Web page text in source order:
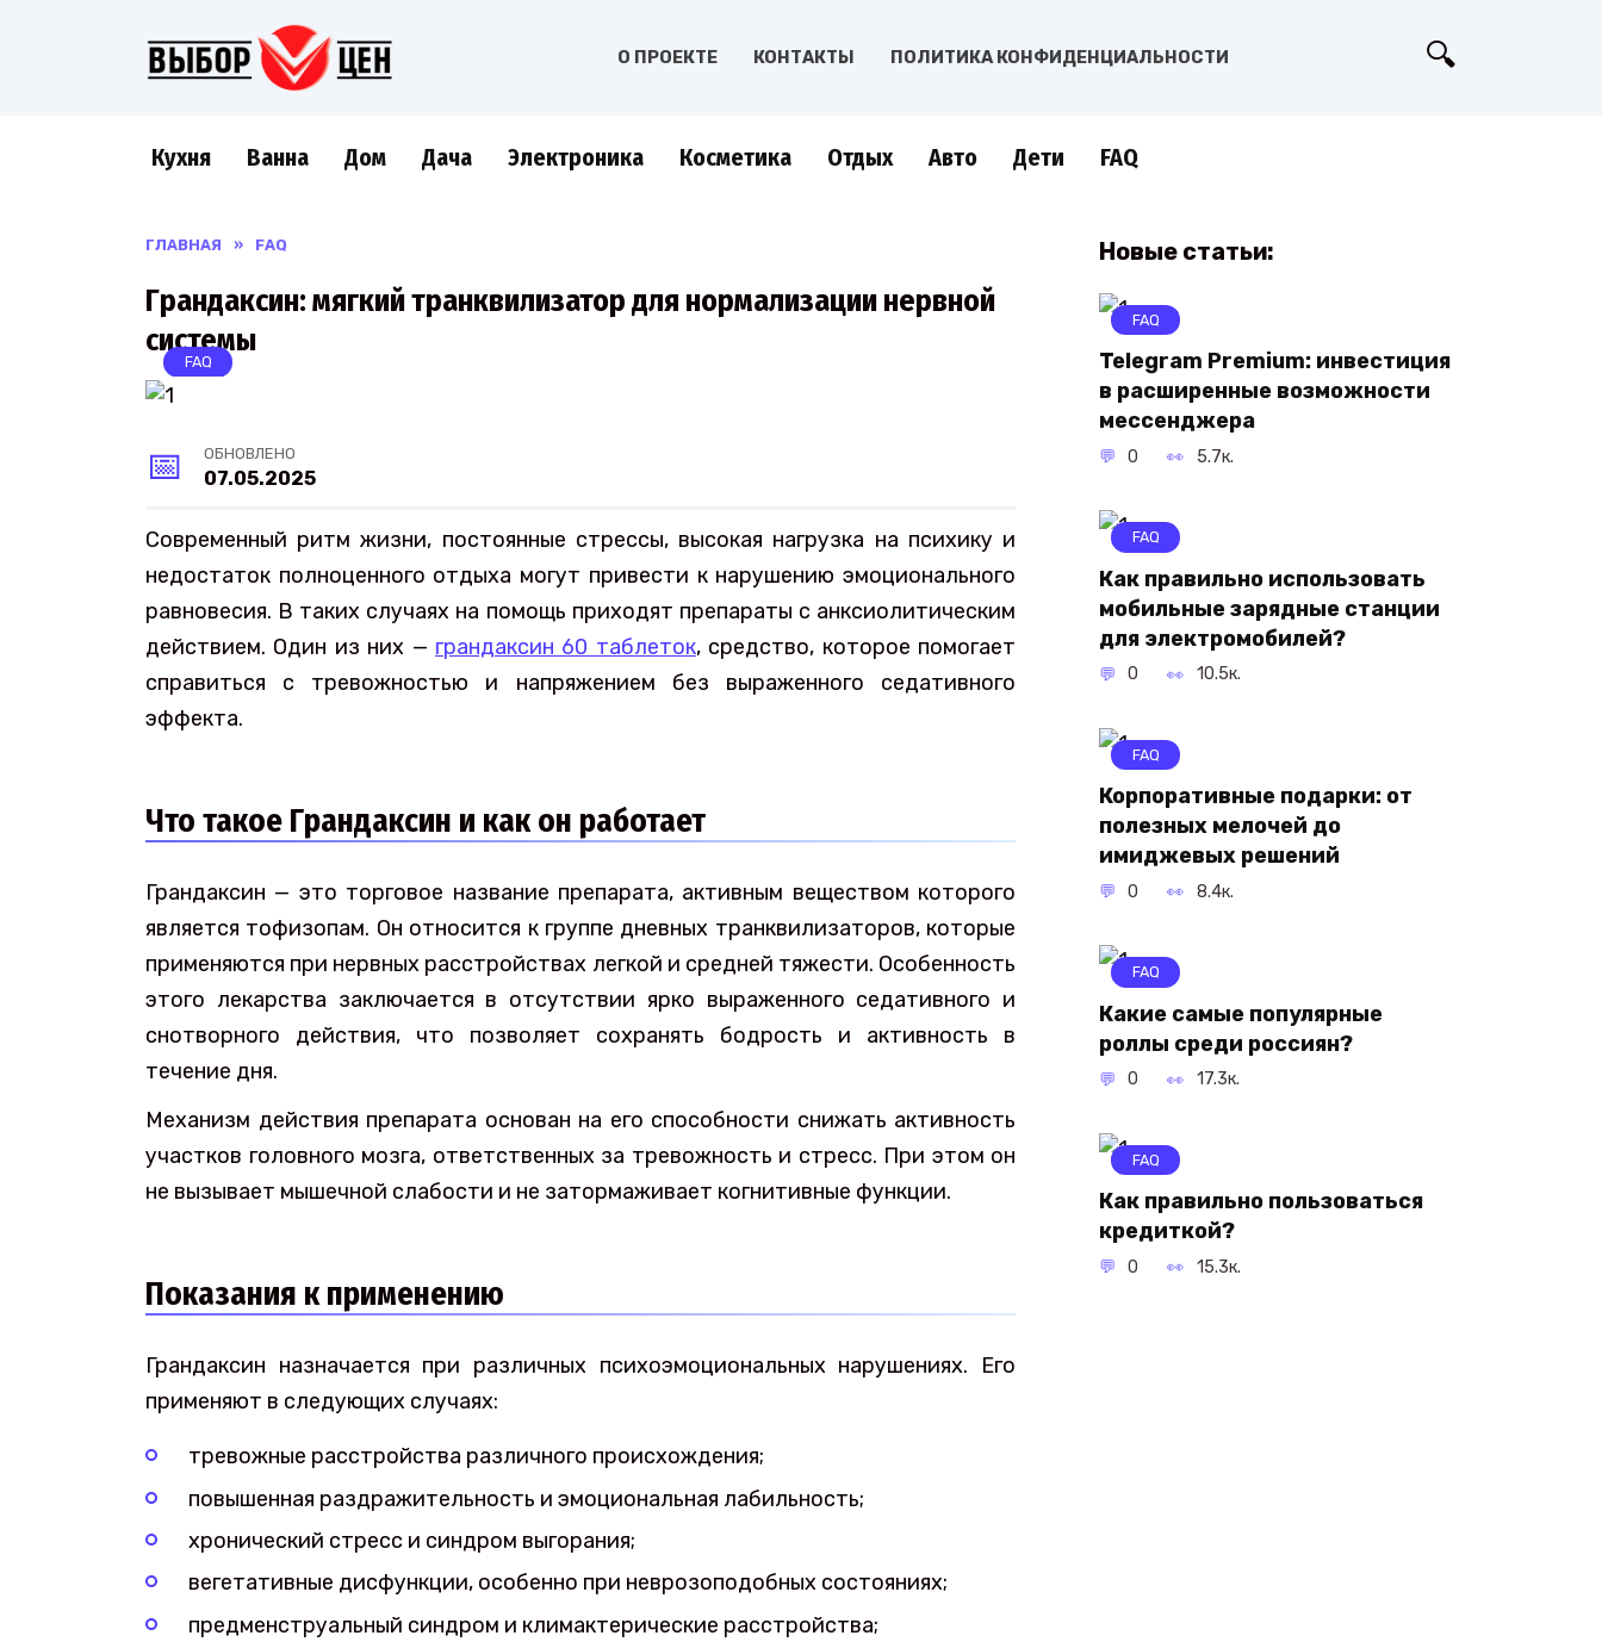
О ПРОЕКТЕ КОНТАКТЫ ПОЛИТИКА КОНФИДЕНЦИАЛЬНОСТИ
Кухня Ванна Дом Дача Электроника Косметика Отдых Авто Дети FAQ
ГЛАВНАЯ » FAQ
Грандаксин: мягкий транквилизатор для нормализации нервной
системы
FAQ
ОБНОВЛЕНО
07.05.2025
Современный ритм жизни, постоянные стрессы, высокая нагрузка на психику и
недостаток полноценного отдыха могут привести к нарушению эмоционального
равновесия. В таких случаях на помощь приходят препараты с анксиолитическим
действием. Один из них — грандаксин 60 таблеток, средство, которое помогает
справиться с тревожностью и напряжением без выраженного седативного
эффекта.
Что такое Грандаксин и как он работает
Грандаксин — это торговое название препарата, активным веществом которого
является тофизопам. Он относится к группе дневных транквилизаторов, которые
применяются при нервных расстройствах легкой и средней тяжести. Особенность
этого лекарства заключается в отсутствии ярко выраженного седативного и
снотворного действия, что позволяет сохранять бодрость и активность в
течение дня.
Механизм действия препарата основан на его способности снижать активность
участков головного мозга, ответственных за тревожность и стресс. При этом он
не вызывает мышечной слабости и не затормаживает когнитивные функции.
Показания к применению
Грандаксин назначается при различных психоэмоциональных нарушениях. Его
применяют в следующих случаях:
тревожные расстройства различного происхождения;
повышенная раздражительность и эмоциональная лабильность;
хронический стресс и синдром выгорания;
вегетативные дисфункции, особенно при неврозоподобных состояниях;
предменструальный синдром и климактерические расстройства;
Новые статьи:
FAQ
Telegram Premium: инвестиция
в расширенные возможности
мессенджера
0 5.7к.
FAQ
Как правильно использовать
мобильные зарядные станции
для электромобилей?
0 10.5к.
FAQ
Корпоративные подарки: от
полезных мелочей до
имиджевых решений
0 8.4к.
FAQ
Какие самые популярные
роллы среди россиян?
0 17.3к.
FAQ
Как правильно пользоваться
кредиткой?
0 15.3к.